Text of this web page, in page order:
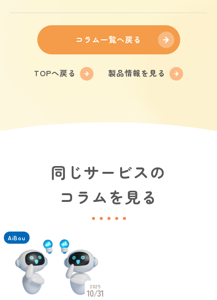
コラム一覧へ戻る
TOPへ戻る 製品情報を見る
同じサービスの
コラムを見る
AiBou
2025
10/31